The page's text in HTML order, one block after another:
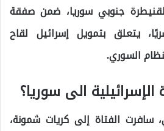
جنوبي سوريا، ضمن صفقة
يتعلق بتمويل إسرائيل لقاح
السوري.
الى سوريا؟
سافرت الفتاة إلى كريات شمونة،